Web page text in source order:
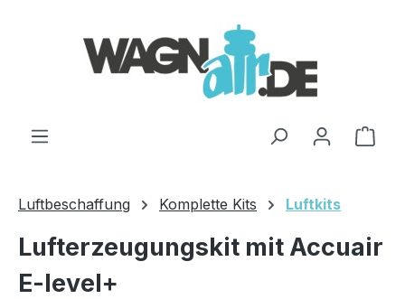
Luftbeschaffung Komplette Kits Luftkits
Lufterzeugungskit mit Accuair
E-level+